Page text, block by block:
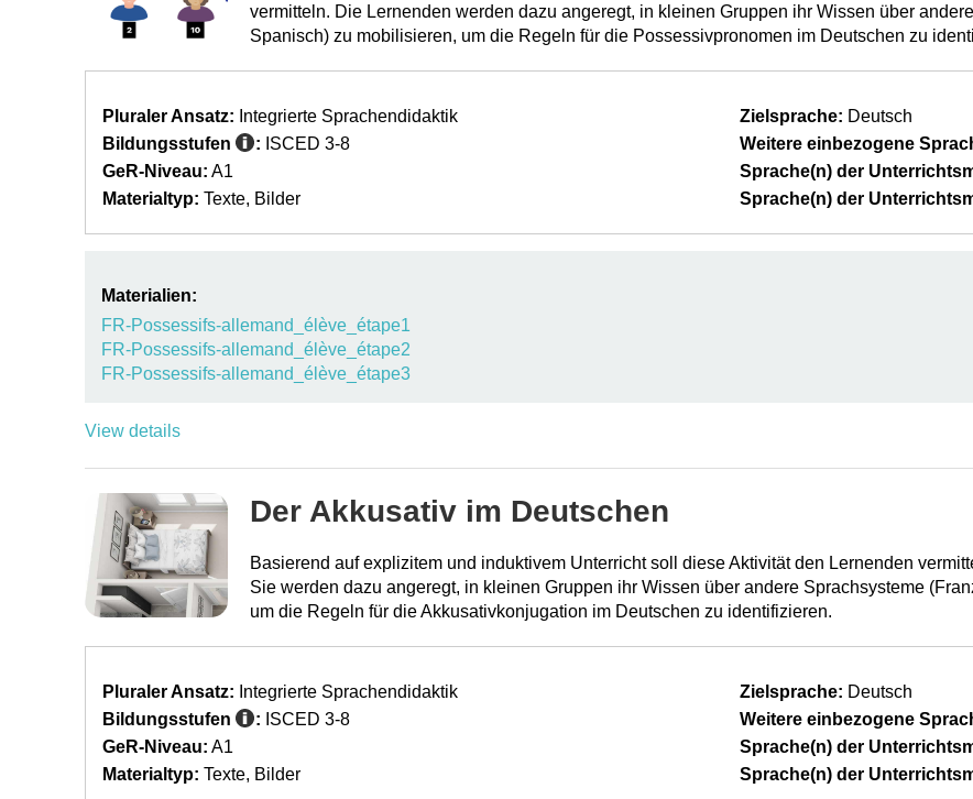
vermitteln. Die Lernenden werden dazu angeregt, in kleinen Gruppen ihr Wissen über
Spanisch) zu mobilisieren, um die Regeln für die Possessivpronomen im Deutschen zu
Pluraler Ansatz: Integrierte Sprachendidaktik
Bildungsstufen
: ISCED 3-8
GeR-Niveau: A1
Materialtyp: Texte Bilder
Zielsprache: Deutsch
Weitere einbezogene
Sprache(n) der
Sprache(n) der
Materialien:
FR-Possessifs-allemand_élève_étape1
FR-Possessifs-allemand_élève_étape2
FR-Possessifs-allemand_élève_étape3
View details
Der Akkusativ im Deutschen
Basierend auf explizitem und induktivem Unterricht soll diese Aktivität den Lernenden
Sie werden dazu angeregt, in kleinen Gruppen ihr Wissen über andere Sprachsysteme
um die Regeln für die Akkusativkonjugation im Deutschen zu identifizieren.
Pluraler Ansatz: Integrierte Sprachendidaktik
Bildungsstufen
: ISCED 3-8
GeR-Niveau: A1
Materialtyp: Texte Bilder
Zielsprache: Deutsch
Weitere einbezogene
Sprache(n) der
Sprache(n) der